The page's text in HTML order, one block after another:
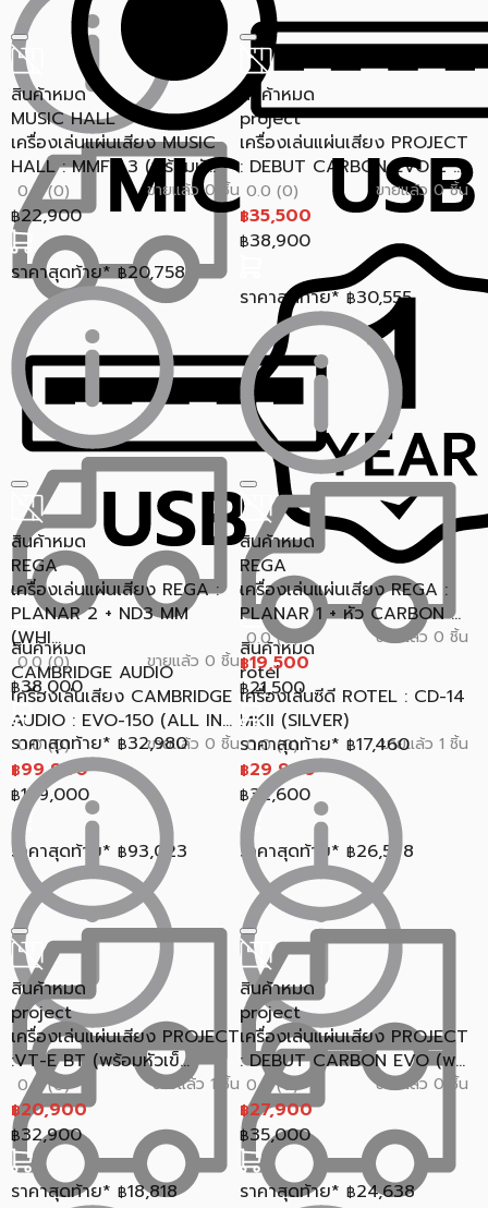
สินค้าหมด
CAMBRIDGE AUDIO
เครื่องเล่นเสียง CAMBRIDGE
AUDIO : EVO-150 (ALL IN...
0.0 (0) ขายแล้ว 0 ชิ้น
฿99,900
฿129,000
ราคาสุดท้าย* ฿93,023
สินค้าหมด
rotel
เครื่องเล่นซีดี ROTEL : CD-14
MKII (SILVER)
0.0 (0) ขายแล้ว 1 ชิ้น
฿29,900
฿32,600
ราคาสุดท้าย* ฿26,578
สินค้าหมด
MUSIC HALL
เครื่องเล่นแผ่นเสียง MUSIC
HALL : MMF-1.3 (พร้อมหั...
0.0 (0) ขายแล้ว 0 ชิ้น
฿22,900
ราคาสุดท้าย* ฿20,758
สินค้าหมด
project
เครื่องเล่นแผ่นเสียง PROJECT
: DEBUT CARBON EVO 2 ...
0.0 (0) ขายแล้ว 0 ชิ้น
฿35,500
฿38,900
ราคาสุดท้าย* ฿30,555
สินค้าหมด
REGA
เครื่องเล่นแผ่นเสียง REGA :
PLANAR 2 + ND3 MM
(WHI...
0.0 (0) ขายแล้ว 0 ชิ้น
฿38,000
ราคาสุดท้าย* ฿32,980
สินค้าหมด
REGA
เครื่องเล่นแผ่นเสียง REGA :
PLANAR 1 + หัว CARBON ...
0.0 (0) ขายแล้ว 0 ชิ้น
฿19,500
฿21,500
ราคาสุดท้าย* ฿17,460
สินค้าหมด
project
เครื่องเล่นแผ่นเสียง PROJECT
:VT-E BT (พร้อมหัวเข็...
0.0 (0) ขายแล้ว 1 ชิ้น
฿20,900
฿32,900
ราคาสุดท้าย* ฿18,818
สินค้าหมด
project
เครื่องเล่นแผ่นเสียง PROJECT
: DEBUT CARBON EVO (พ...
0.0 (0) ขายแล้ว 0 ชิ้น
฿27,900
฿35,000
ราคาสุดท้าย* ฿24,638